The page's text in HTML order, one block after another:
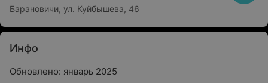
Барановичи, ул. Куйбышева, 46
Инфо
Обновлено: январь 2025